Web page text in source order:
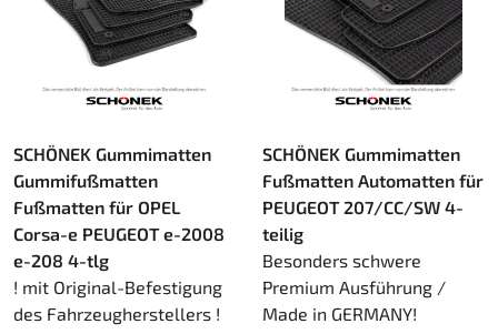
SCHÖNEK Gummimatten
Gummifußmatten
Fußmatten für OPEL
Corsa-e PEUGEOT e-2008
e-208 4-tlg
! mit Original-Befestigung
des Fahrzeugherstellers !
SCHÖNEK Gummimatten
Fußmatten Automatten für
PEUGEOT 207/CC/SW 4-
teilig
Besonders schwere
Premium Ausführung /
Made in GERMANY!